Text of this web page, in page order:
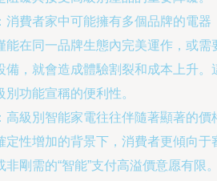
：消費者家中可能擁有多個品牌的電器
能在同一品牌生態內完美運作，或需
備，就會造成體驗割裂和成本上升。
功能宣稱的便利性。
：高級別智能家電往往伴隨著顯著的價
定性增加的背景下，消費者更傾向于
剛需的“智能”支付高溢價意愿有限